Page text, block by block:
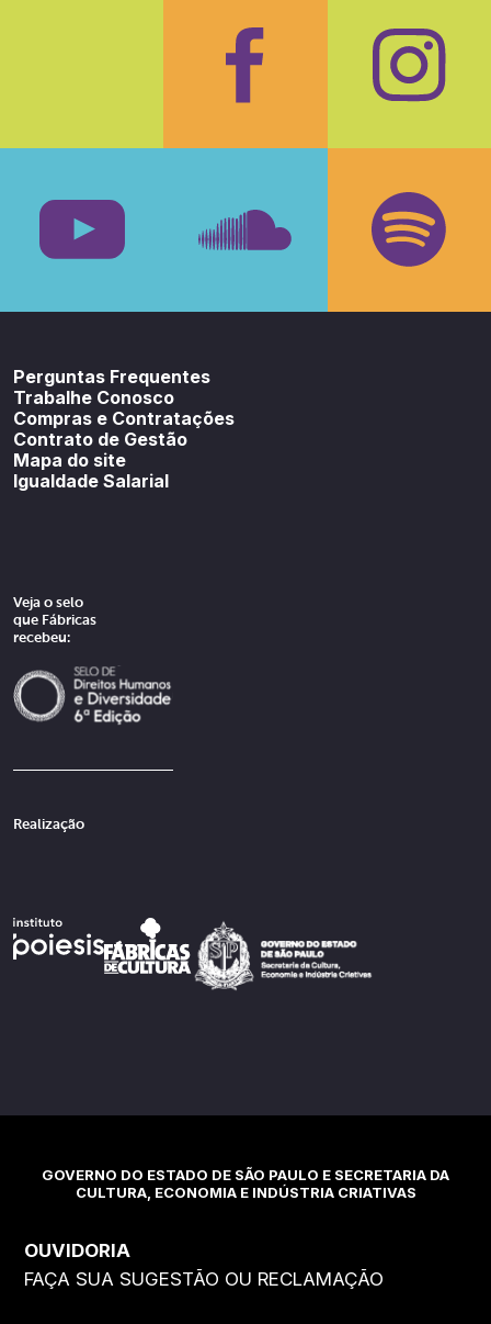
Facebook
Perguntas Frequentes
Trabalhe Conosco
Compras e Contratações
Contrato de Gestão
Mapa do site
Igualdade Salarial
Veja o selo
que Fábricas
recebeu:
Realização
GOVERNO DO ESTADO DE SÃO PAULO E SECRETARIA DA
CULTURA, ECONOMIA E INDÚSTRIA CRIATIVAS
OUVIDORIA
FAÇA SUA SUGESTÃO OU RECLAMAÇÃO